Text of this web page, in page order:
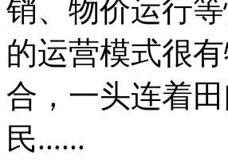
销、物价运行
的运营模式很
合，一头连着
民......